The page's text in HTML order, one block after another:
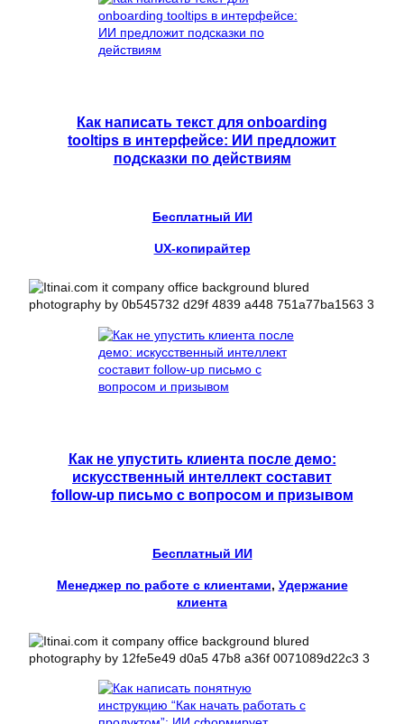
Как написать текст для onboarding
tooltips в интерфейсе: ИИ предложит
подсказки по действиям
Бесплатный ИИ
UX-копирайтер
Как не упустить клиента после демо:
искусственный интеллект составит
follow-up письмо с вопросом и призывом
Бесплатный ИИ
Менеджер по работе с клиентами, Удержание
клиента